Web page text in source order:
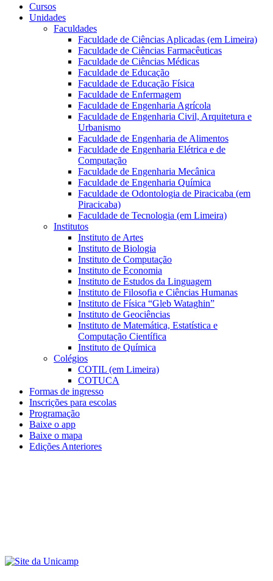
Cursos
Unidades
Faculdades
Faculdade de Ciências Aplicadas (em Limeira)
Faculdade de Ciências Farmacêuticas
Faculdade de Ciências Médicas
Faculdade de Educação
Faculdade de Educação Física
Faculdade de Enfermagem
Faculdade de Engenharia Agrícola
Faculdade de Engenharia Civil, Arquitetura e
Urbanismo
Faculdade de Engenharia de Alimentos
Faculdade de Engenharia Elétrica e de
Computação
Faculdade de Engenharia Mecânica
Faculdade de Engenharia Química
Faculdade de Odontologia de Piracicaba (em
Piracicaba)
Faculdade de Tecnologia (em Limeira)
Institutos
Instituto de Artes
Instituto de Biologia
Instituto de Computação
Instituto de Economia
Instituto de Estudos da Linguagem
Instituto de Filosofia e Ciências Humanas
Instituto de Física “Gleb Wataghin”
Instituto de Geociências
Instituto de Matemática, Estatística e
Computação Científica
Instituto de Química
Colégios
COTIL (em Limeira)
COTUCA
Formas de ingresso
Inscrições para escolas
Programação
Baixe o app
Baixe o mapa
Edições Anteriores